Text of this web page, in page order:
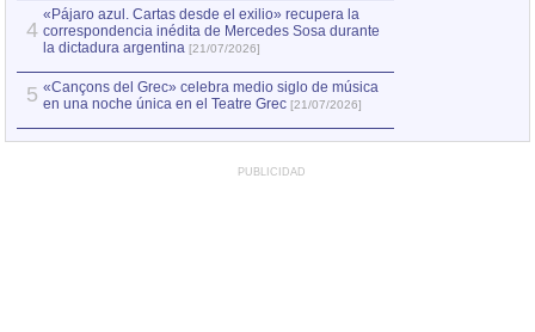
4
«Pájaro azul. Cartas desde el exilio» recupera la
correspondencia inédita de Mercedes Sosa durante
la dictadura argentina [21/07/2026]
5 «Cançons del Grec» celebra medio siglo de música
en una noche única en el Teatre Grec [21/07/2026]
PUBLICIDAD